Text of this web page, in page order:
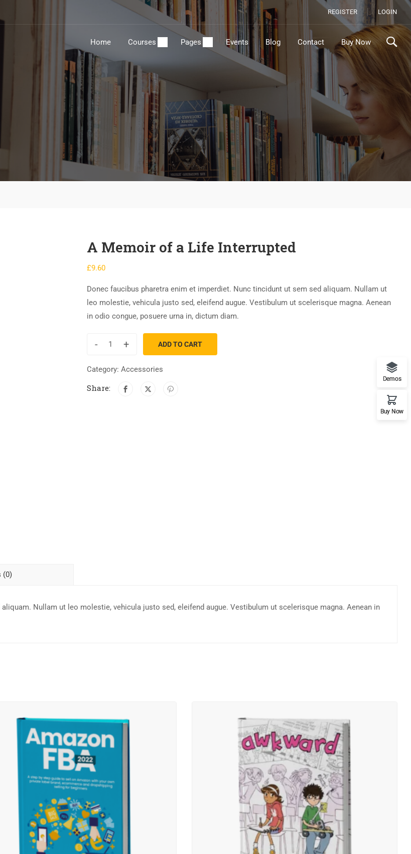
REGISTER LOGIN
Home Courses Pages Events Blog Contact Buy Now
A Memoir of a Life Interrupted
£9.60
Donec faucibus pharetra enim et imperdiet. Nunc tincidunt ut sem sed aliquam. Nullam ut
leo molestie, vehicula justo sed, eleifend augue. Vestibulum ut scelerisque magna. Aenean
in odio congue, posuere urna in, dictum diam.
- + ADD TO CART
Category: Accessories
Share:
(0)
Nullam ut leo molestie, vehicula justo sed, eleifend augue. Vestibulum ut scelerisque magna. Aenean in
Demos
Buy Now